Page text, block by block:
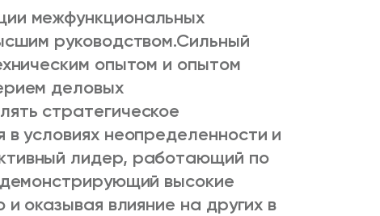
межфункциональных
руководством.Сильный
опытом и опытом
деловых
стратегическое
условиях неопределенности и
лидер, работающий по
высокие
оказывая влияние на других в